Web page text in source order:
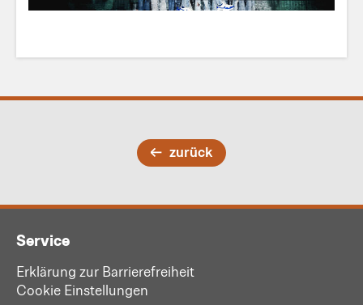
zurück
Service
Erklärung zur Barrierefreiheit
Cookie Einstellungen